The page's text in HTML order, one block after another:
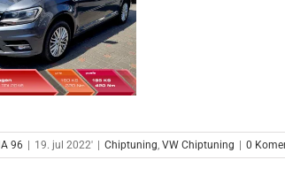
96 | 19. jul 2022' | Chiptuning ,VW Chiptuning | 0